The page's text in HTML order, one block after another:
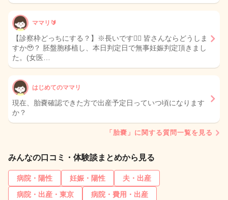
ママリ🔰
【診察枠どっちにする？】※長いです🙇‍♀️ 皆さんならどうしま
すか🥹？ 胚盤胞移植し、本日判定日で無事妊娠判定頂きまし
た。(女医…
はじめてのママリ
現在、胎嚢確認できた方で出産予定日っていつ頃になります
か？
「胎嚢」に関する質問一覧を見る
みんなの口コミ・体験談まとめから見る
病院・陽性 妊娠・陽性
夫・出産
病院・出産・東京
病院・費用・出産